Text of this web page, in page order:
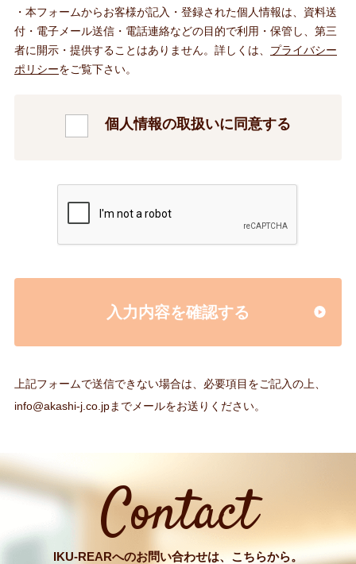
・本フォームからお客様が記入・登録された個人情報は、資料送
付・電子メール送信・電話連絡などの目的で利用・保管し、第三
者に開示・提供することはありません。詳しくは、 プライバシー
ポリシーをご覧下さい。
個人情報の取扱いに同意する
入力内容を確認する
上記フォームで送信できない場合は、必要項目をご記入の上、
info@akashi-j.co.jpまでメールをお送りください。
Contact
IKU-REARへのお問い合わせは、こちらから。